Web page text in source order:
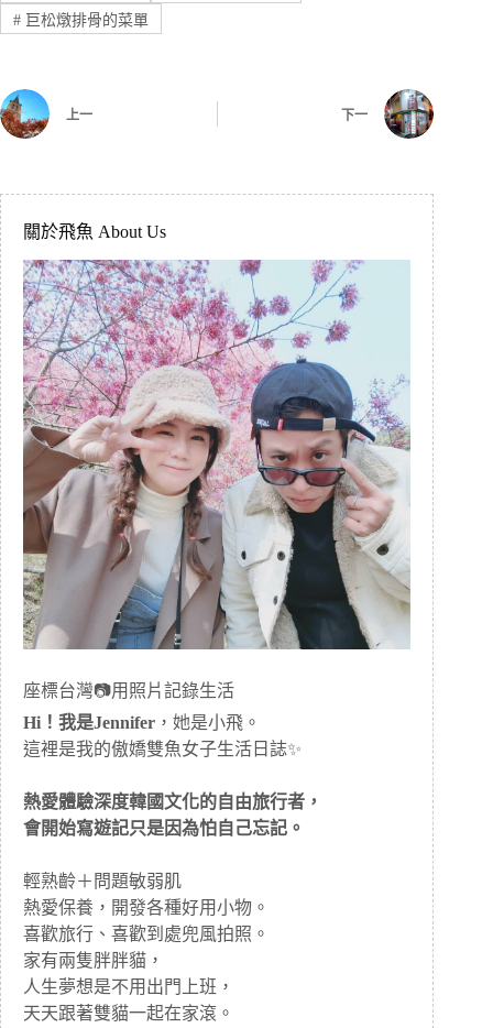
#巨松燉排骨的菜單
上一 下一
關於飛魚 About Us
座標台灣📷用照片記錄生活
Hi！我是Jennifer ，她是小飛。
這裡是我的傲嬌雙魚女子生活日誌✨
熱愛體驗深度韓國文化的自由旅行者，
會開始寫遊記只是因為怕自己忘記。
輕熟齡＋問題敏弱肌
熱愛保養，開發各種好用小物。
喜歡旅行、喜歡到處兜風拍照。
家有兩隻胖胖貓，
人生夢想是不用出門上班，
天天跟著雙貓一起在家滾。